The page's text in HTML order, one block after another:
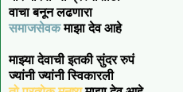
वाचा बनून लढणारा
समाजसेवकमाझा देव आहे
माझ्या देवाची इतकी सुंदर रुपं
ज्यांनी ज्यांनी स्विकारली